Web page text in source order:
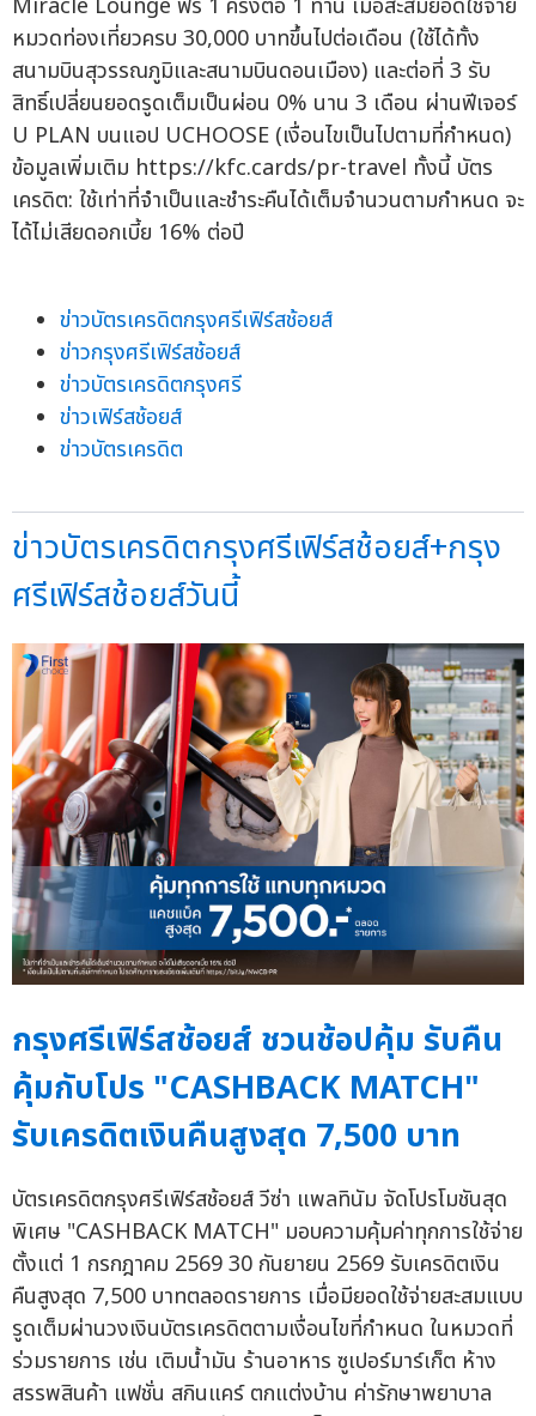
หมวดท่องเที่ยวครบ 30,000 บาทขึ้นไปต่อเดือน (ใช้ได้ทั้ง
สนามบินสุวรรณภูมิและสนามบินดอนเมือง) และต่อที่ 3 รับ
สิทธิ์เปลี่ยนยอดรูดเต็มเป็นผ่อน 0% นาน 3 เดือน ผ่านฟีเจอร์
U PLAN บนแอป UCHOOSE (เงื่อนไขเป็นไปตามที่กำหนด)
ข้อมูลเพิ่มเติม https://kfc.cards/pr-travel ทั้งนี้ บัตร
เครดิต: ใช้เท่าที่จำเป็นและชำระคืนได้เต็มจำนวนตามกำหนด จะ
ได้ไม่เสียดอกเบี้ย 16% ต่อปี
ข่าวบัตรเครดิตกรุงศรีเฟิร์สช้อยส์
ข่าวกรุงศรีเฟิร์สช้อยส์
ข่าวบัตรเครดิตกรุงศรี
ข่าวเฟิร์สช้อยส์
ข่าวบัตรเครดิต
ข่าวบัตรเครดิตกรุงศรีเฟิร์สช้อยส์+กรุง
ศรีเฟิร์สช้อยส์วันนี้
กรุงศรีเฟิร์สช้อยส์ ชวนช้อปคุ้ม รับคืน
คุ้มกับโปร "CASHBACK MATCH"
รับเครดิตเงินคืนสูงสุด 7,500 บาท
บัตรเครดิตกรุงศรีเฟิร์สช้อยส์ วีซ่า แพลทินัม จัดโปรโมชันสุด
พิเศษ "CASHBACK MATCH" มอบความคุ้มค่าทุกการใช้จ่าย
ตั้งแต่ 1 กรกฎาคม 2569 30 กันยายน 2569 รับเครดิตเงิน
คืนสูงสุด 7,500 บาทตลอดรายการ เมื่อมียอดใช้จ่ายสะสมแบบ
รูดเต็มผ่านวงเงินบัตรเครดิตตามเงื่อนไขที่กำหนด ในหมวดที่
ร่วมรายการ เช่น เติมน้ำมัน ร้านอาหาร ซูเปอร์มาร์เก็ต ห้าง
สรรพสินค้า แฟชั่น สกินแคร์ ตกแต่งบ้าน ค่ารักษาพยาบาล